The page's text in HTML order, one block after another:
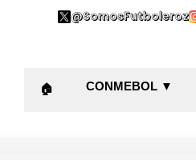
@SomosFutboleroz
🏠 CONMEBOL ▼